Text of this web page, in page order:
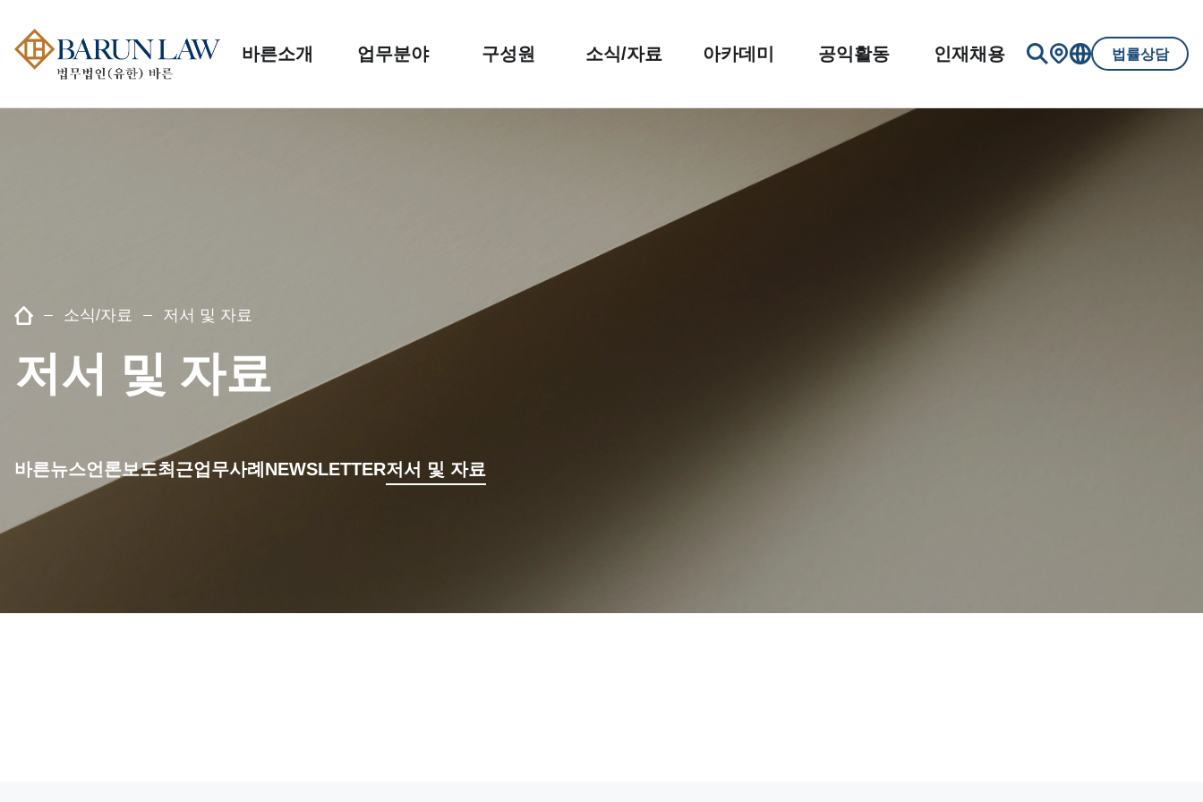
바른소개 업무분야 구성원 소식/자료 아카데미 공익활동 인재채용 법률상담
소식/자료 저서 및 자료
저서 및 자료
바른뉴스언론보도최근업무사례NEWSLETTER저서 및 자료